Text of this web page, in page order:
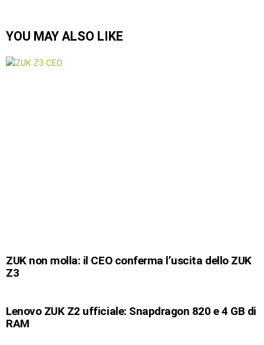
YOU MAY ALSO LIKE
ZUK non molla: il CEO conferma l’uscita dello ZUK
Z3
Lenovo ZUK Z2 ufficiale: Snapdragon 820 e 4 GB di
RAM